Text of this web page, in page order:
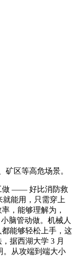
矿区等高危场景。
—— 好比消防救
就能用，只需穿上
，能够理解为，
脑管动做。机械人
能够轻松上手，这
据西湖大学 3 月
。从攻端到端大小